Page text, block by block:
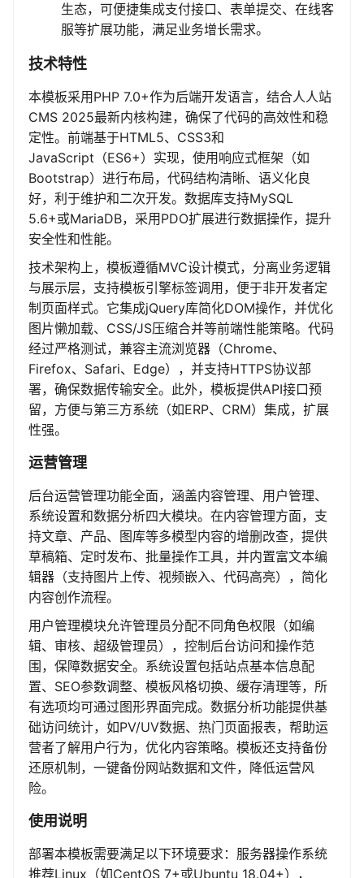
生态，可便捷集成支付接口、表单提交、在线客
服等扩展功能，满足业务增长需求。
技术特性
本模板采用PHP 7.0+作为后端开发语言，结合人人站
CMS 2025最新内核构建，确保了代码的高效性和稳
定性。前端基于HTML5、CSS3和
JavaScript（ES6+）实现，使用响应式框架（如
Bootstrap）进行布局，代码结构清晰、语义化良
好，利于维护和二次开发。数据库支持MySQL
5.6+或MariaDB，采用PDO扩展进行数据操作，提升
安全性和性能。
技术架构上，模板遵循MVC设计模式，分离业务逻辑
与展示层，支持模板引擎标签调用，便于非开发者定
制页面样式。它集成jQuery库简化DOM操作，并优化
图片懒加载、CSS/JS压缩合并等前端性能策略。代码
经过严格测试，兼容主流浏览器（Chrome、
Firefox、Safari、Edge），并支持HTTPS协议部
署，确保数据传输安全。此外，模板提供API接口预
留，方便与第三方系统（如ERP、CRM）集成，扩展
性强。
运营管理
后台运营管理功能全面，涵盖内容管理、用户管理、
系统设置和数据分析四大模块。在内容管理方面，支
持文章、产品、图库等多模型内容的增删改查，提供
草稿箱、定时发布、批量操作工具，并内置富文本编
辑器（支持图片上传、视频嵌入、代码高亮），简化
内容创作流程。
用户管理模块允许管理员分配不同角色权限（如编
辑、审核、超级管理员），控制后台访问和操作范
围，保障数据安全。系统设置包括站点基本信息配
置、SEO参数调整、模板风格切换、缓存清理等，所
有选项均可通过图形界面完成。数据分析功能提供基
础访问统计，如PV/UV数据、热门页面报表，帮助运
营者了解用户行为，优化内容策略。模板还支持备份
还原机制，一键备份网站数据和文件，降低运营风
险。
使用说明
部署本模板需要满足以下环境要求：服务器操作系统
推荐Linux（如CentOS 7+或Ubuntu 18.04+），